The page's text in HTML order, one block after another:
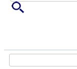
Suchformular